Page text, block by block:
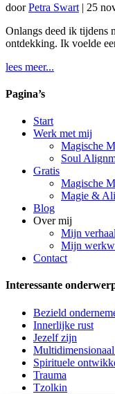
doorPetra Swart | 25
Onlangs deed ik tijdens
ontdekking. Ik voelde
lees meer...
Pagina’s
Start
Werk met mij
Magische
Soul
Gratis
Magische
Magie &
Blog
Over mij
Mijn verhaal
Mijn
Contact
Interessante
Bezield
Innerlijke rust
Jezelf zijn
Spirituele
Trauma
Tzolkin